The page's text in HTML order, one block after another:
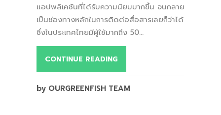
แอปพลิเคชันที่ได้รับความนิยมมากขึ้น จนกลาย
เป็นช่องทางหลักในการติดต่อสื่อสารเลยก็ว่าได้
ซึ่งในประเทศไทยมีผู้ใช้มากถึง 50...
CONTINUE READING
by OURGREENFISH TEAM